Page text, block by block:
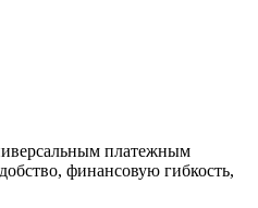
платежным
финансовую гибкость,